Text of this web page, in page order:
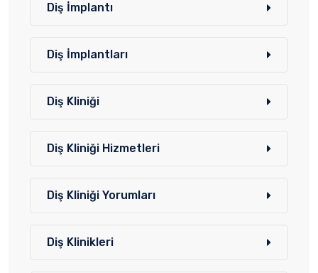
Diş İmplantı
Diş İmplantları
Diş Kliniği
Diş Kliniği Hizmetleri
Diş Kliniği Yorumları
Diş Klinikleri